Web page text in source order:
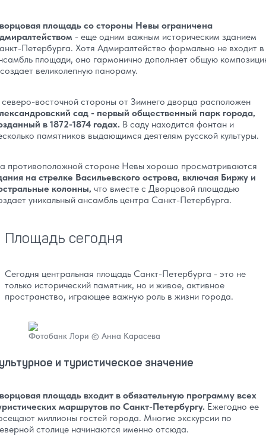
площадь со стороны Невы ограничена
- еще одним важным историческим зданием
Петербурга. Хотя Адмиралтейство формально не входит в
площади, оно гармонично дополняет общую
великолепную панораму.
восточной стороны от Зимнего дворца расположен
сад - первый общественный парк города,
в 1872-1874 годах. В саду находится фонтан и
памятников выдающимся деятелям русской культуры.
противоположной стороне Невы хорошо просматриваются
на стрелке Васильевского острова, включая Биржу и
колонны, что вместе с Дворцовой площадью
уникальный ансамбль центра Санкт-Петербурга.
Площадь сегодня
Сегодня центральная площадь Санкт-Петербурга - это не
только исторический памятник, но и живое, активное
пространство, играющее важную роль в жизни города.
Фотобанк Лори © Анна Карасева
и туристическое значение
площадь входит в обязательную программу всех
маршрутов по Санкт-Петербургу. Ежегодно ее
миллионы гостей города. Многие экскурсии по
столице начинаются именно отсюда.